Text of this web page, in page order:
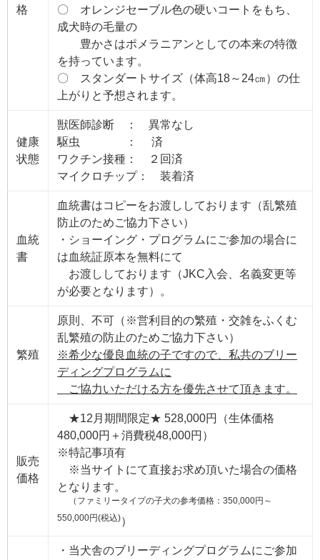
格
〇 オレンジセーブル色の硬いコートをもち、
成犬時の毛量の
豊かさはポメラニアンとしての本来の特徴
を持っています。
〇 スタンダートサイズ（体高18～24㎝）の仕
上がりと予想されます。
健康
状態
獣医師診断 ： 異常なし
駆虫 ： 済
ワクチン接種： ２回済
マイクロチップ： 装着済
血統
書
血統書はコピーをお渡ししております（乱繁殖
防止のためご協力下さい）
・ショーイング・プログラムにご参加の場合に
は血統証原本を無料にて
お渡ししております（JKC入会、名義変更等
が必要となります）。
繁殖
原則、不可（※営利目的の繁殖・交雑をふくむ
乱繁殖の防止のためご協力下さい）
※希少な優良血統の子ですので、私共のブリー
ディングプログラムに
ご協力いただける方を優先させて頂きます。
販売
価格
★12月期間限定★ 528,000円（生体価格
480,000円＋消費税48,000円）
※特記事項有
※当サイトにて直接お求め頂いた場合の価格
となります。
（ファミリータイプの子犬の参考価格：350,000円～
550,000円(税込)）
・当犬舎のブリーディングプログラムにご参加